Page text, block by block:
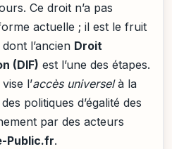
Ce droit n’a pas
actuelle ; il est le fruit
l’ancien Droit
(DIF) est l’une des étapes.
l’accès universelà la
politiques d’égalité des
par des acteurs
Public.fr.